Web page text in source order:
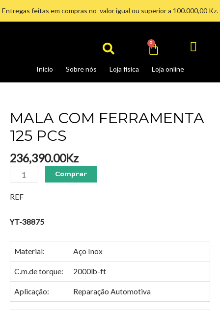
Entregas feitas em compras no valor igual ou superior a 100.000,00 Kz.
Search
Início Sobre nós Loja física Loja online
0
MALA COM FERRAMENTA
125 PCS
236,390.00Kz
FERRAMENTA
125
PCS
Comprar
REF
YT-38875
Material: Aço Inox
C.m.de torque: 2000lb-ft
Aplicação: Reparação Automotiva